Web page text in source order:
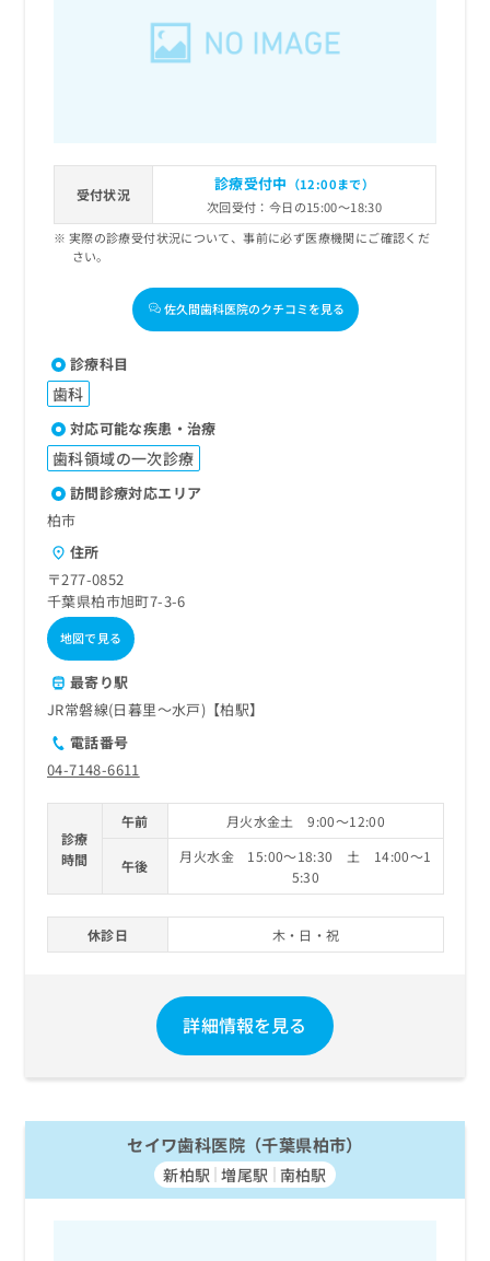
受付状況
診療受付中 （12:00まで）
次回受付：今日の15:00～18:30
実際の診療受付状況について、事前に必ず医療機関にご確認くだ
さい。
佐久間歯科医院のクチコミを見る
診療科目
歯科
対応可能な疾患・治療
歯科領域の一次診療
訪問診療対応エリア
柏市
住所
〒277-0852
千葉県柏市旭町7-3-6
地図で見る
最寄り駅
JR常磐線(日暮里～水戸)【柏駅】
電話番号
04-7148-6611
診療
時間
午前 月火水金土 9:00～12:00
午後
月火水金 15:00～18:30 土 14:00～1
5:30
休診日 木・日・祝
詳細情報を見る
セイワ歯科医院（千葉県柏市）
新柏駅 増尾駅 南柏駅